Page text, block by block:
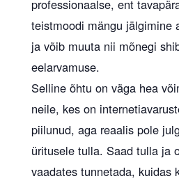
professionaalse, ent
teistmoodi mängu jälgimine
ja võib muuta nii mõnegi
eelarvamuse.
Selline õhtu on väga hea
neile, kes on
piilunud, aga reaalis pole
üritusele tulla. Saad tulla ja
vaadates tunnetada, kuidas